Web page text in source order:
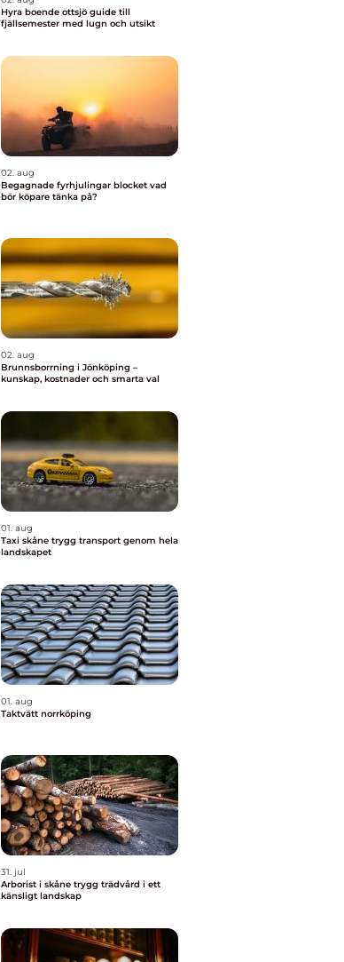
Hyra boende ottsjö guide till
fjällsemester med lugn och utsikt
02. aug
Begagnade fyrhjulingar blocket vad
bör köpare tänka på?
02. aug
Brunnsborrning i Jönköping –
kunskap, kostnader och smarta val
01. aug
Taxi skåne trygg transport genom hela
landskapet
01. aug
Taktvätt norrköping
31. jul
Arborist i skåne trygg trädvård i ett
känsligt landskap